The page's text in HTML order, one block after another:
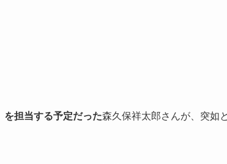
を担当する予定だった森久保祥太郎さんが、突如